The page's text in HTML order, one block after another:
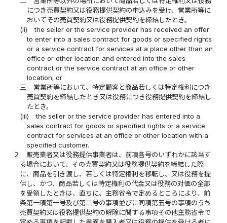
につき売買契約又は役務提供契約の申込みを受け、営業所等に
おいてその売買契約又は役務提供契約を締結したとき。
(ii)
the seller or the service provider has received an offer
to enter into a sales contract for goods or specified rights
or a service contract for services at a place other than an
office or other location and entered into the sales
contract or the service contract at an office or other
location; or
三
営業所等において、特定顧客と商品若しくは特定権利につき
売買契約を締結したとき又は役務につき役務提供契約を締結し
たとき。
(iii)
the seller or the service provider has entered into a
sales contract for goods or specified rights or a service
contract for services at an office or other location with a
specified customer.
２
販売業者又は役務提供事業者は、前項各号のいずれかに該当す
る場合において、その売買契約又は役務提供契約を締結した際
に、商品を引き渡し、若しくは特定権利を移転し、又は役務を提
供し、かつ、商品若しくは特定権利の代金又は役務の対価の全部
を受領したときは、直ちに、主務省令で定めるところにより、前
条第一項第一号及び第二号の事項並びに同項第五号の事項のうち
売買契約又は役務提供契約の解除に関する事項その他主務省令で